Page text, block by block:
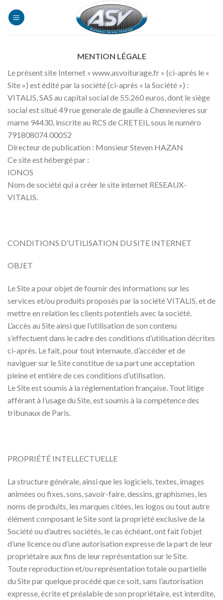
MENTION LÉGALE
Le présent site Internet « www.asvoiturage.fr » (ci-après le «
Site ») est édité par la société (ci-après « la Société ») :
VITALIS, SAS au capital social de 55.260 euros, dont le siège
social est situé 49 rue generale de gaulle à Chennevieres sur
marne 94430, inscrite au RCS de CRETEIL sous le numéro
791808074 00052
Directeur de publication : Monsieur Steven HAZAN
Ce site est hébergé par :
IONOS
Nom de société qui a créer le site internet RESEAUX-
VITALIS.
CONDITIONS D’UTILISATION DU SITE INTERNET
OBJET
Le Site a pour objet de fournir des informations sur les
services et/ou produits proposés par la société VITALIS, et de
mettre en relation les clients potentiels avec la société.
L’accès au Site ainsi que l’utilisation de son contenu
s’effectuent dans le cadre des conditions d’utilisation décrites
ci-après. Le fait, pour tout internaute, d’accéder et de
naviguer sur le Site constitue de sa part une acceptation
pleine et entière de ces conditions d’utilisation.
Le Site est soumis à la réglementation française. Tout litige
afférant à l’usage du Site, est soumis à la compétence des
tribunaux de Paris.
PROPRIÉTÉ INTELLECTUELLE
La structure générale, ainsi que les logiciels, textes, images
animées ou fixes, sons, savoir-faire, dessins, graphismes, les
noms de produits, les marques citées, les logos ou tout autre
élément composant le Site sont la propriété exclusive de la
Société ou d’autres sociétés, le cas échéant, ont fait l’objet
d’une licence ou d’une autorisation expresse de la part de leur
propriétaire aux fins de leur représentation sur le Site.
Toute reproduction et/ou représentation totale ou partielle
du Site par quelque procédé que ce soit, sans l’autorisation
expresse, écrite et préalable de son propriétaire, est interdite,